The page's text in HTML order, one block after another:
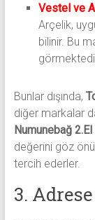
Vestel ve
Arçelik,
bilinir. Bu
Bunlar dışında,
diğer markalar
Numunebağ
değerini göz
tercih ederler.
3.